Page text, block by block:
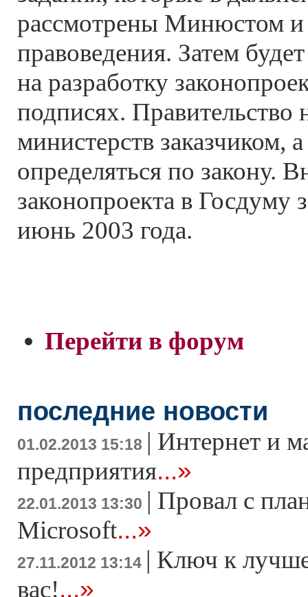
рассмотрены Минюстом
правоведения. Затем
на разработку
подписях. Правительство
министерств заказчиком,
определяться по закону.
законопроекта в Госдуму
июнь 2003 года.
Перейти в форум
последние новости
01.02.2013 15:18 | Интернет и
предприятия...»
22.01.2013 13:30 | Провал с
Microsoft...»
27.11.2012 13:14 | Ключ к
вас!...»